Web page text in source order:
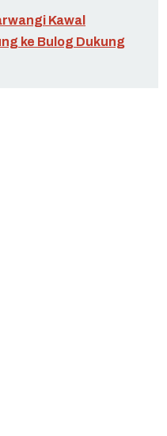
Kawal
ke Bulog Dukung